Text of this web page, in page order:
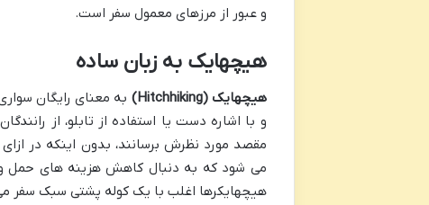
و عبور از مرزهای معمول سفر است.
هیچهایک به زبان ساده
هیچهایک (Hitchhiking)
به معنای رایگان
و با اشاره دست یا استفاده از تابلو، از
مقصد مورد نظرش برسانند، بدون اینکه در
می شود که به دنبال کاهش هزینه های حمل
هیچهایکرها اغلب با یک کوله پشتی سبک سفر